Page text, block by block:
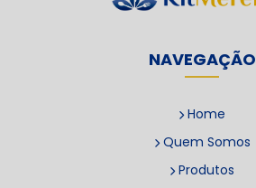
NAVEGAÇÃO
Home
Quem Somos
Produtos